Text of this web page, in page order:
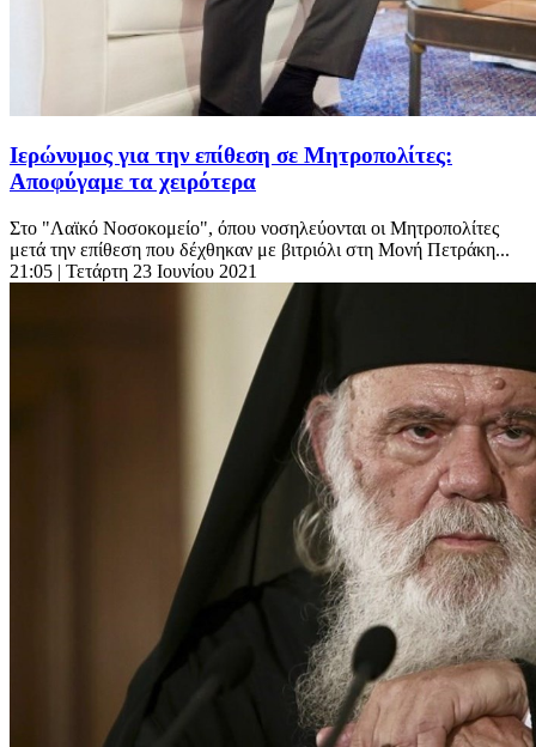
Ιερώνυμος για την επίθεση σε Μητροπολίτες:
Αποφύγαμε τα χειρότερα
Στο "Λαϊκό Νοσοκομείο", όπου νοσηλεύονται οι Μητροπολίτες
μετά την επίθεση που δέχθηκαν με βιτριόλι στη Μονή Πετράκη...
21:05 | Τετάρτη 23 Ιουνίου 2021